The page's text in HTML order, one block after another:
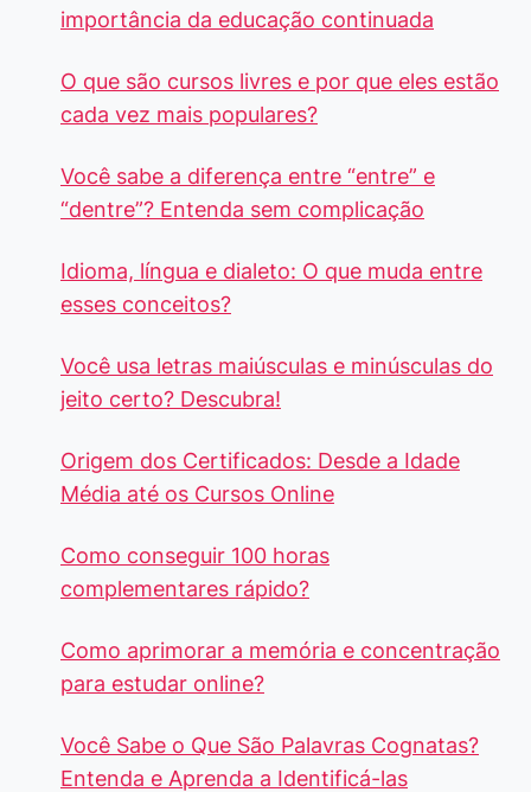
importância da educação continuada
O que são cursos livres e por que eles estão
cada vez mais populares?
Você sabe a diferença entre “entre” e
“dentre”? Entenda sem complicação
Idioma, língua e dialeto: O que muda entre
esses conceitos?
Você usa letras maiúsculas e minúsculas do
jeito certo? Descubra!
Origem dos Certificados: Desde a Idade
Média até os Cursos Online
Como conseguir 100 horas
complementares rápido?
Como aprimorar a memória e concentração
para estudar online?
Você Sabe o Que São Palavras Cognatas?
Entenda e Aprenda a Identificá-las